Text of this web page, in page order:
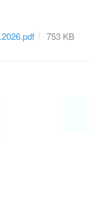
753 KB